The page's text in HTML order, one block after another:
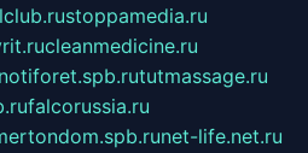
stoppamedia.ru
cleanmedicine.ru
tutmassage.ru
falcorussia.ru
net-life.net.ru